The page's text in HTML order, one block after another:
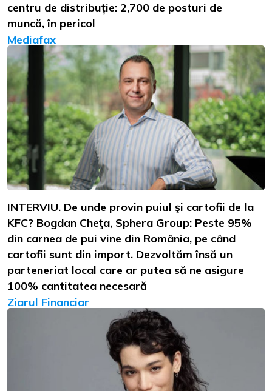
centru de distribuție: 2,700 de posturi de
muncă, în pericol
Mediafax
INTERVIU. De unde provin puiul şi cartofii de la
KFC? Bogdan Cheţa, Sphera Group: Peste 95%
din carnea de pui vine din România, pe când
cartofii sunt din import. Dezvoltăm însă un
parteneriat local care ar putea să ne asigure
100% cantitatea necesară
Ziarul Financiar